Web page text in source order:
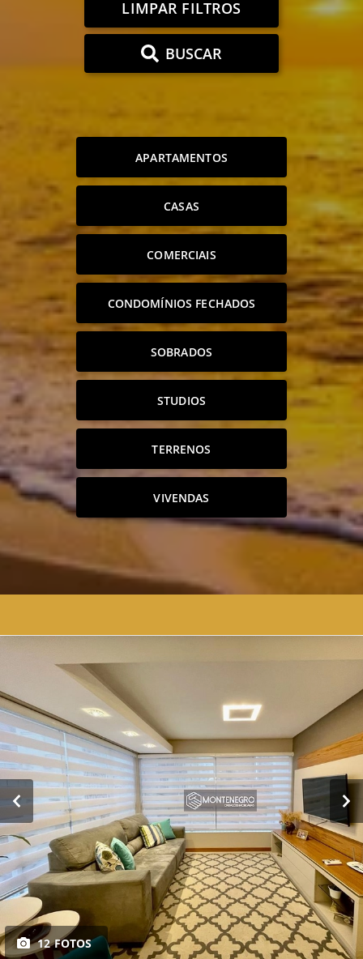
LIMPAR FILTROS
BUSCAR
APARTAMENTOS
CASAS
COMERCIAIS
CONDOMÍNIOS FECHADOS
SOBRADOS
STUDIOS
TERRENOS
VIVENDAS
12 FOTOS